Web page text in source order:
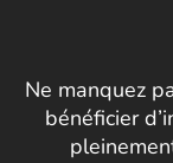
Ne manquez
bénéficier